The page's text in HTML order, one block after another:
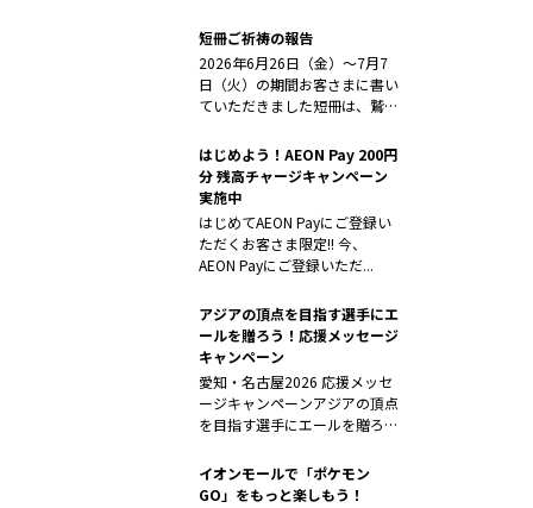
短冊ご祈祷の報告
2026年6月26日（金）～7月7
日（火）の期間お客さまに書い
ていただきました短冊は、鷲子
はじめよう！AEON Pay 200円
分 残高チャージキャンペーン
実施中
はじめてAEON Payにご登録い
ただくお客さま限定!! 今、
AEON Payにご登録いただ...
アジアの頂点を目指す選手にエ
ールを贈ろう！応援メッセージ
キャンペーン
愛知・名古屋2026 応援メッセ
ージキャンペーンアジアの頂点
を目指す選手にエールを贈ろ
イオンモールで「ポケモン
GO」をもっと楽しもう！